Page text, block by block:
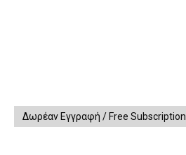
Δωρέαν Εγγραφή / Free Subscription